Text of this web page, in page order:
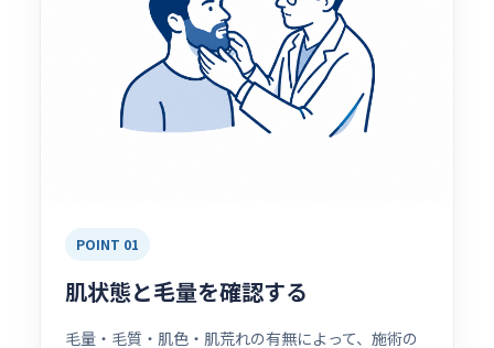
POINT 01
肌状態と毛量を確認する
毛量・毛質・肌色・肌荒れの有無によって、施術の